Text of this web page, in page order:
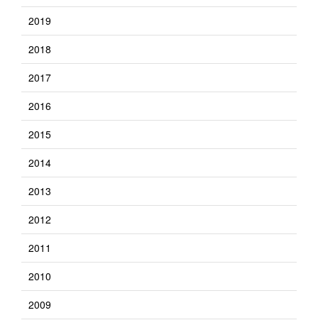
2019
2018
2017
2016
2015
2014
2013
2012
2011
2010
2009